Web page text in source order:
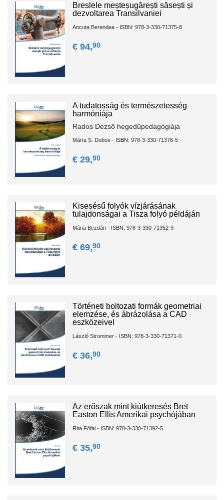
Breslele meșteșugărești săsești și
dezvoltarea Transilvaniei
Ancuța Berendea - ISBN: 978-3-330-71375-8
€ 94,90
A tudatosság és természetesség
harmóniája
Rados Dezső hegedűpedagógiája
Márta S. Dobos - ISBN: 978-3-330-71376-5
€ 29,90
Kisesésű folyók vízjárásának
tulajdonságai a Tisza folyó példáján
Mária Bezdán - ISBN: 978-3-330-71352-9
€ 69,90
Történeti boltozati formák geometriai
elemzése, és ábrázolása a CAD
eszközeivel
László Strommer - ISBN: 978-3-330-71371-0
€ 36,90
Az erőszak mint kiútkeresés Bret
Easton Ellis Amerikai psychójában
Rita Főfai - ISBN: 978-3-330-71392-5
€ 35,90